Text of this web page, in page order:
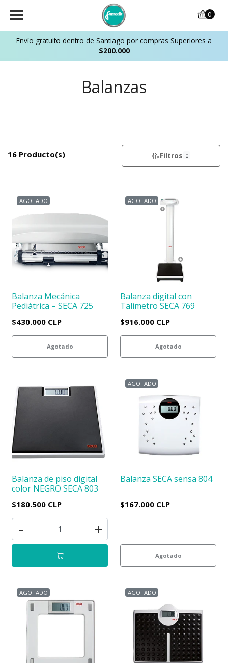
Envío gratuito dentro de Santiago por compras Superiores a
$200.000
0
Balanzas
16 Producto(s) Filtros 0
AGOTADO
Balanza Mecánica
Pediátrica – SECA 725
$430.000 CLP
Agotado
AGOTADO
Balanza digital con
Talimetro SECA 769
$916.000 CLP
Agotado
Balanza de piso digital
color NEGRO SECA 803
$180.500 CLP
- +
AGOTADO
Balanza SECA sensa 804
$167.000 CLP
Agotado
AGOTADO AGOTADO